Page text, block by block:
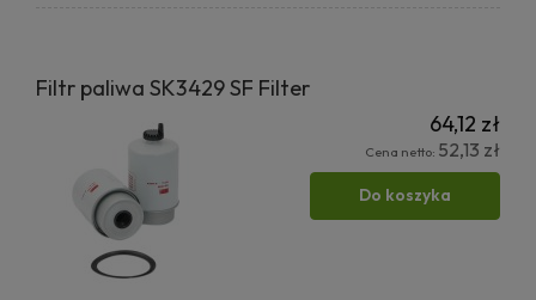
Filtr paliwa SK3429 SF Filter
64,12 zł
Cena netto: 52,13 zł
Do koszyka